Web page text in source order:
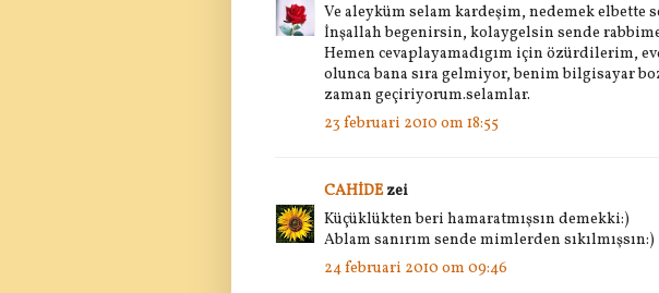
Ve aleyküm selam kardeşim, nedemek elbette
İnşallah begenirsin, kolaygelsin sende
Hemen cevaplayamadıgım için özürdilerim,
olunca bana sıra gelmiyor, benim bilgisayar
zaman geçiriyorum.selamlar.
23 februari 2010 om 18:55
CAHİDEzei
Küçüklükten beri hamaratmışsın demekki:)
Ablam sanırım sende mimlerden sıkılmışsın:)
24 februari 2010 om 09:46